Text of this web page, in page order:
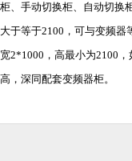
柜、手动切换柜、自动切换
大于等于2100，可与变频器
宽2*1000，高最小为2100
高，深同配套变频器柜。